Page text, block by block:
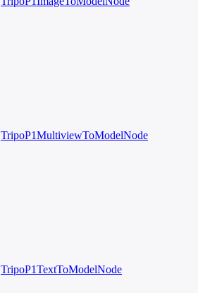
TripoP1MultiviewToModelNode
TripoP1TextToModelNode